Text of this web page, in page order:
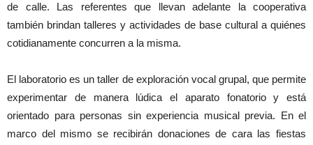
de calle. Las referentes que llevan adelante la cooperativa
también brindan talleres y actividades de base cultural a quiénes
cotidianamente concurren a la misma.
El laboratorio es un taller de exploración vocal grupal, que permite
experimentar de manera lúdica el aparato fonatorio y está
orientado para personas sin experiencia musical previa. En el
marco del mismo se recibirán donaciones de cara las fiestas